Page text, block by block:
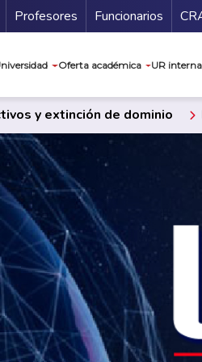
Profesores Funcionarios
Oferta académica UR
y extinción de dominio